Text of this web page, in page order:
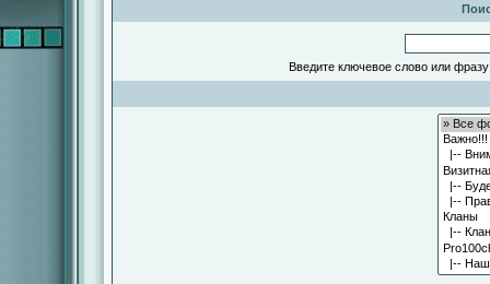
Введите ключевое слово или